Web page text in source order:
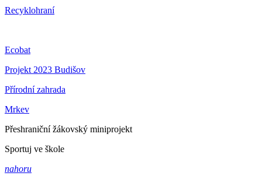
Recyklohraní
Ecobat
Projekt 2023 Budišov
Přírodní zahrada
Mrkev
Přeshraniční žákovský miniprojekt
Sportuj ve škole
nahoru